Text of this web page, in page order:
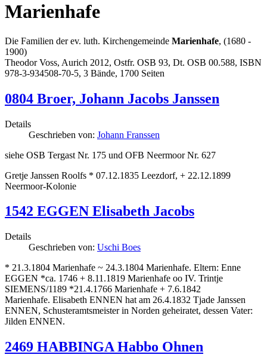
Marienhafe
Die Familien der ev. luth. Kirchengemeinde Marienhafe, (1680 -
1900)
Theodor Voss, Aurich 2012, Ostfr. OSB 93, Dt. OSB 00.588, ISBN
978-3-934508-70-5, 3 Bände, 1700 Seiten
0804 Broer, Johann Jacobs Janssen
Details
Geschrieben von: Johann Franssen
siehe OSB Tergast Nr. 175 und OFB Neermoor Nr. 627
Gretje Janssen Roolfs * 07.12.1835 Leezdorf, + 22.12.1899
Neermoor-Kolonie
1542 EGGEN Elisabeth Jacobs
Details
Geschrieben von: Uschi Boes
* 21.3.1804 Marienhafe ~ 24.3.1804 Marienhafe. Eltern: Enne
EGGEN *ca. 1746 + 8.11.1819 Marienhafe oo IV. Trintje
SIEMENS/1189 *21.4.1766 Marienhafe + 7.6.1842
Marienhafe. Elisabeth ENNEN hat am 26.4.1832 Tjade Janssen
ENNEN, Schusteramtsmeister in Norden geheiratet, dessen Vater:
Jilden ENNEN.
2469 HABBINGA Habbo Ohnen